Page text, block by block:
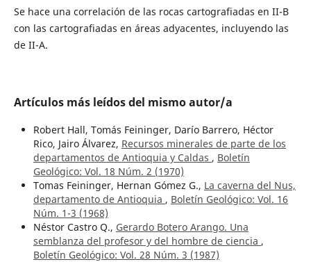
Se hace una correlación de las rocas cartografiadas en II-B
con las cartografiadas en áreas adyacentes, incluyendo las
de II-A.
Artículos más leídos del mismo autor/a
Robert Hall, Tomás Feininger, Darío Barrero, Héctor
Rico, Jairo Álvarez, Recursos minerales de parte de los
departamentos de Antioquia y Caldas , Boletín
Geológico: Vol. 18 Núm. 2 (1970)
Tomas Feininger, Hernan Gómez G., La caverna del Nus,
departamento de Antioquia , Boletín Geológico: Vol. 16
Núm. 1-3 (1968)
Néstor Castro Q., Gerardo Botero Arango. Una
semblanza del profesor y del hombre de ciencia ,
Boletín Geológico: Vol. 28 Núm. 3 (1987)